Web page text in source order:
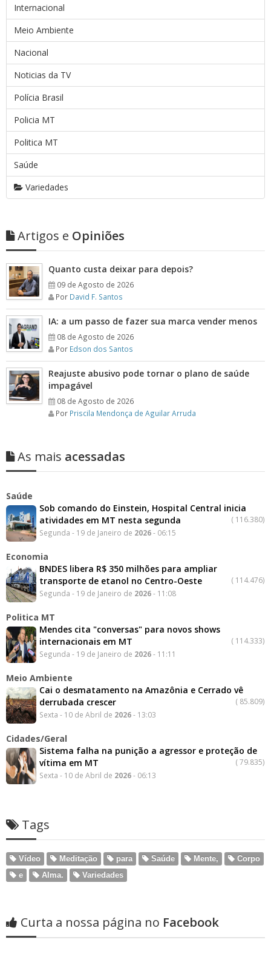
Internacional
Meio Ambiente
Nacional
Noticias da TV
Polícia Brasil
Policia MT
Politica MT
Saúde
Variedades
Artigos e Opiniões
Quanto custa deixar para depois?
09 de Agosto de 2026
Por David F. Santos
IA: a um passo de fazer sua marca vender menos
08 de Agosto de 2026
Por Edson dos Santos
Reajuste abusivo pode tornar o plano de saúde
impagável
08 de Agosto de 2026
Por Priscila Mendonça de Aguilar Arruda
As mais acessadas
Saúde
Sob comando do Einstein, Hospital Central inicia
atividades em MT nesta segunda
( 116.380)
Segunda - 19 de Janeiro de 2026- 06:15
Economia
BNDES libera R$ 350 milhões para ampliar
transporte de etanol no Centro-Oeste
( 114.476)
Segunda - 19 de Janeiro de 2026- 11:08
Politica MT
Mendes cita "conversas" para novos shows
internacionais em MT
( 114.333)
Segunda - 19 de Janeiro de 2026- 11:11
Meio Ambiente
Cai o desmatamento na Amazônia e Cerrado vê
derrubada crescer
( 85.809)
Sexta - 10 de Abril de 2026- 13:03
Cidades/Geral
Sistema falha na punição a agressor e proteção de
vítima em MT
(79.835)
Sexta - 10 de Abril de 2026- 06:13
Tags
Vídeo Meditação para Saúde Mente,
Corpo
e
Alma. Variedades
Curta a nossa página no Facebook